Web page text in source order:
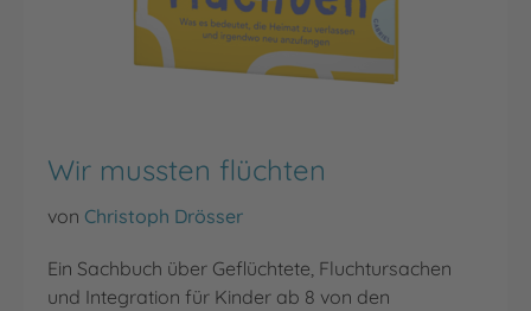
Wir mussten flüchten
von Christoph Drösser
Ein Sachbuch über Geflüchtete, Fluchtursachen
und Integration für Kinder ab 8 von den